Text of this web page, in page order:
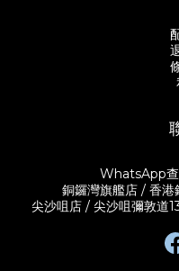
WhatsApp
銅鑼灣旗艦店 / 香
尖沙咀店 / 尖沙咀彌敦道